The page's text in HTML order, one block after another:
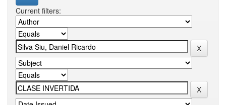
Current filters: